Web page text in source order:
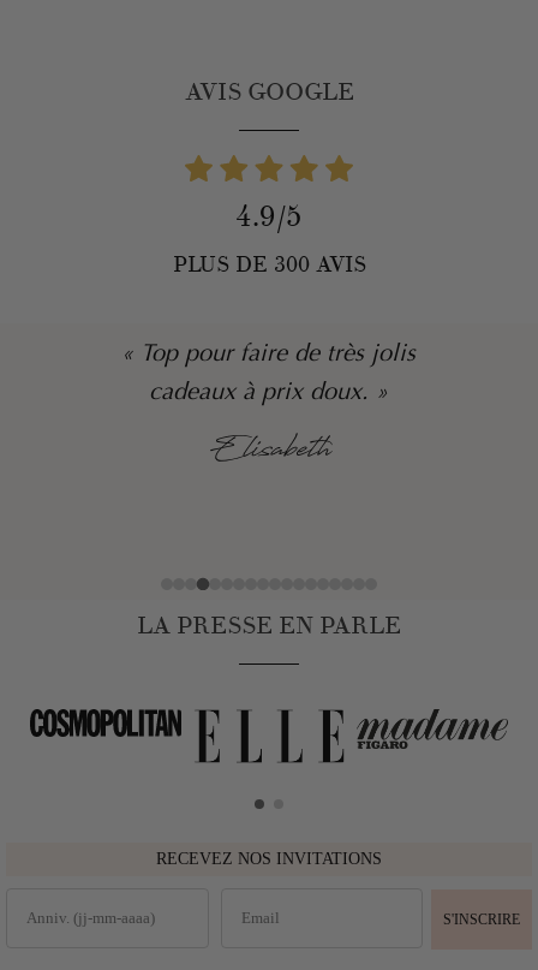
AVIS GOOGLE
4.9/5
PLUS DE 300 AVIS
« Top pour faire de très jolis
cadeaux à prix doux. »
Elisabeth
LA PRESSE EN PARLE
RECEVEZ NOS INVITATIONS
S'INSCRIRE